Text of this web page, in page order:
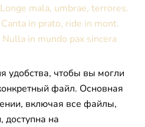
mala, umbrae, terrores.
in prato, ride in mont.
in mundo pax sincera
удобства, чтобы вы могли
файл. Основная
включая все файлы,
доступна на